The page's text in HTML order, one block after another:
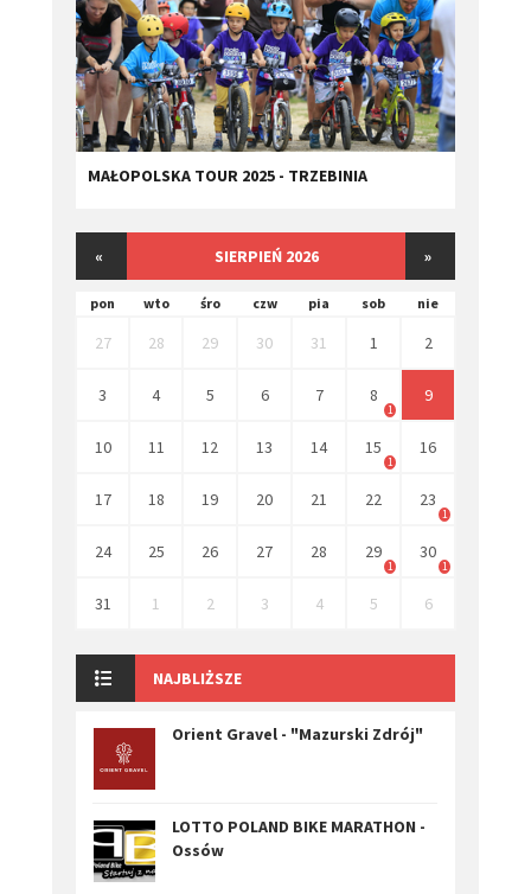
MAŁOPOLSKA TOUR 2025 - TRZEBINIA
« SIERPIEŃ 2026 »
pon wto śro czw pia sob nie
27 28 29 30 31 1 2
3 4 5 6 7 8
1
9
10 11 12 13 14 15
1
16
17 18 19 20 21 22 23
1
24 25 26 27 28 29
1
30
1
31 1 2 3 4 5 6
NAJBLIŻSZE
Orient Gravel - "Mazurski Zdrój"
LOTTO POLAND BIKE MARATHON -
Ossów